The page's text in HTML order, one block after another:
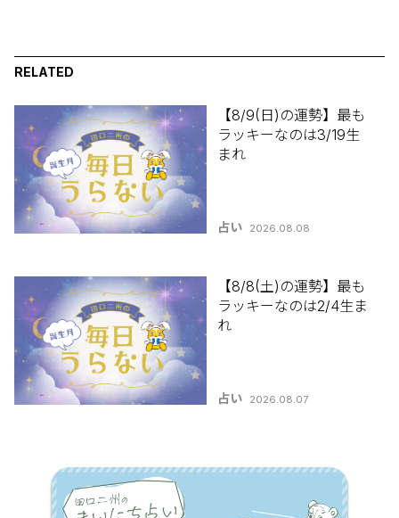
RELATED
【8/9(日)の運勢】最も
ラッキーなのは3/19生
まれ
占い 2026.08.08
【8/8(土)の運勢】最も
ラッキーなのは2/4生ま
れ
占い 2026.08.07